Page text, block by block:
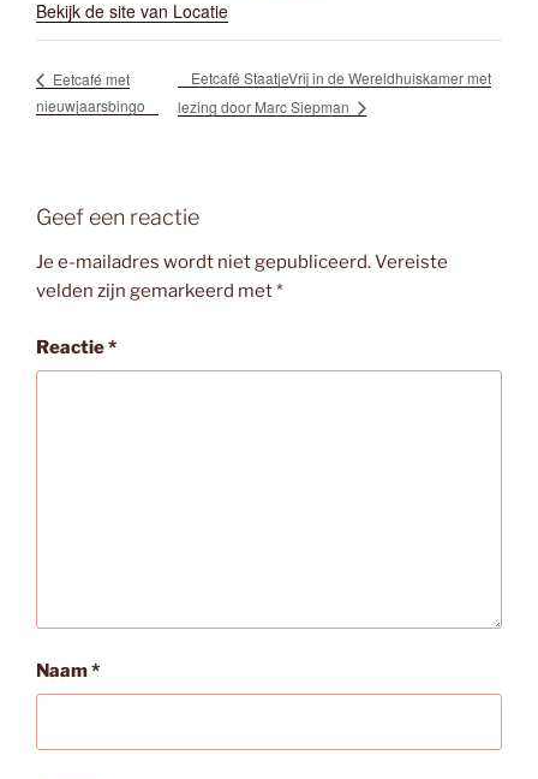
Bekijk de site van Locatie
Eetcafé met
nieuwjaarsbingo
Eetcafé StaatjeVrij in de Wereldhuiskamer met
lezing door Marc Siepman
Geef een reactie
Je e-mailadres wordt niet gepubliceerd.Vereiste
velden zijn gemarkeerd met*
Reactie*
Naam*